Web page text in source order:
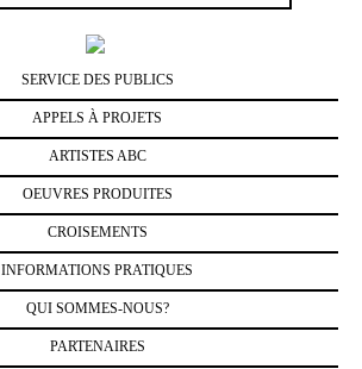
SERVICE DES PUBLICS
APPELS À PROJETS
ARTISTES ABC
OEUVRES PRODUITES
CROISEMENTS
INFORMATIONS PRATIQUES
QUI SOMMES-NOUS?
PARTENAIRES